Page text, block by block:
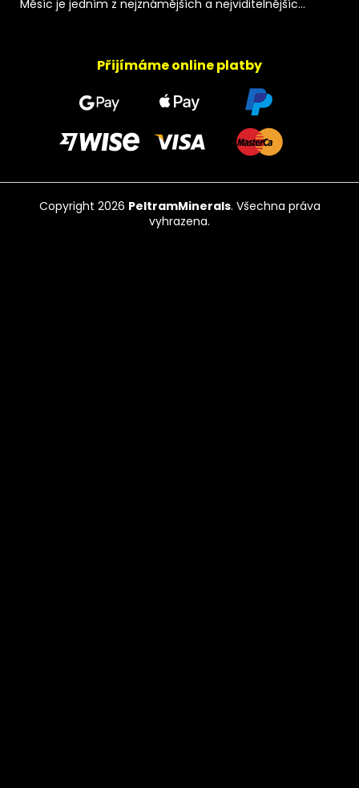
Měsíc je jedním z nejznámějších a nejviditelnějšíc...
Přijímáme online platby
Copyright 2026 PeltramMinerals. Všechna práva
vyhrazena.